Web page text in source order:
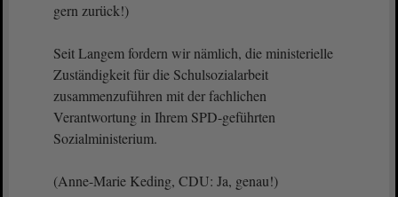
gern zurück!)
Seit Langem fordern wir nämlich, die ministerielle
Zuständigkeit für die Schulsozialarbeit
zusammenzuführen mit der fachlichen
Verantwortung in Ihrem SPD-geführten
Sozialministerium.
(Anne-Marie Keding, CDU: Ja, genau!)